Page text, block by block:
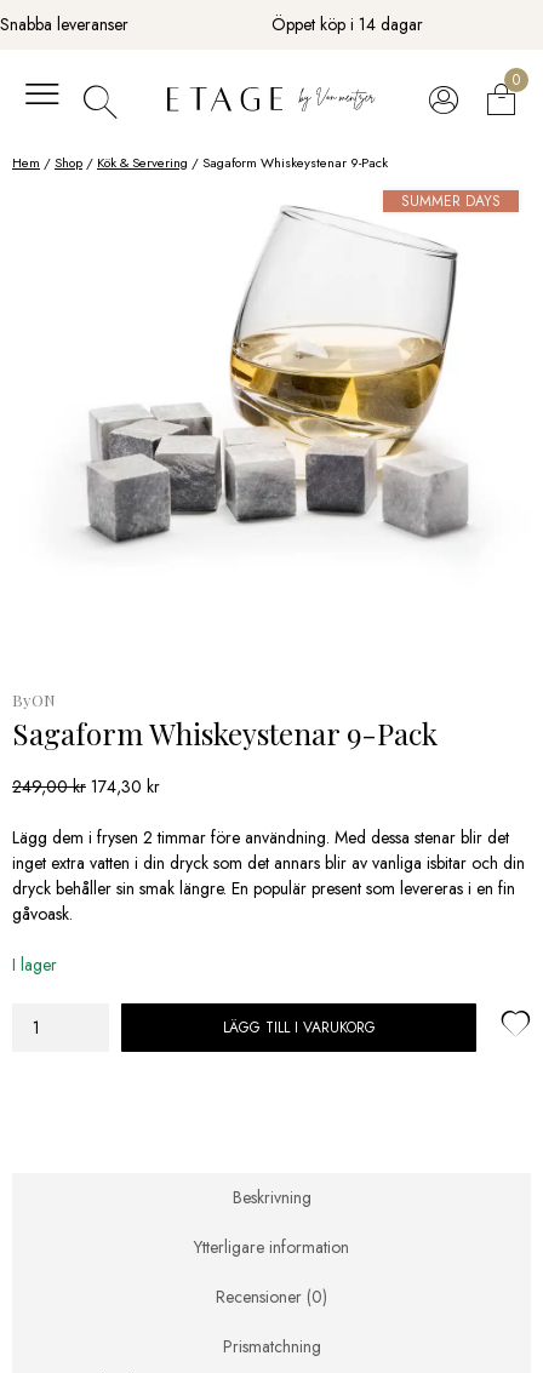
Fortsätt
till
Snabba leveranser Öppet köp i 14 dagar
0
Hem /Shop / Kök & Servering / Sagaform Whiskeystenar 9-Pack
SUMMER DAYS
ByON
Sagaform Whiskeystenar 9-Pack
249,00kr Det
priset
var:
249,00 kr.
174,30 krDet
priset
är:
174,30 kr.
Lägg dem i frysen 2 timmar före användning. Med dessa stenar blir det
inget extra vatten i din dryck som det annars blir av vanliga isbitar och din
dryck behåller sin smak längre. En populär present som levereras i en fin
gåvoask.
I lager
Sagaform
LÄGG TILL I VARUKORG
Beskrivning
Ytterligare information
Recensioner (0)
Prismatchning